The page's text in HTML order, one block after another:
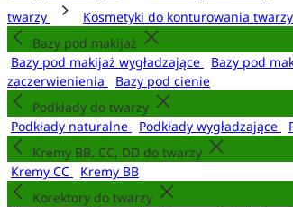
twarzy
Kosmetyki do konturowania twarzy
Bazy pod makijaż
Bazy pod makijaż wygładzające
Bazy pod
zaczerwienienia
Bazy pod cienie
Podkłady do twarzy
Podkłady naturalne
Podkłady wygładzające
Kremy BB, CC, DD do twarzy
Kremy CC
Kremy BB
Korektory do twarzy